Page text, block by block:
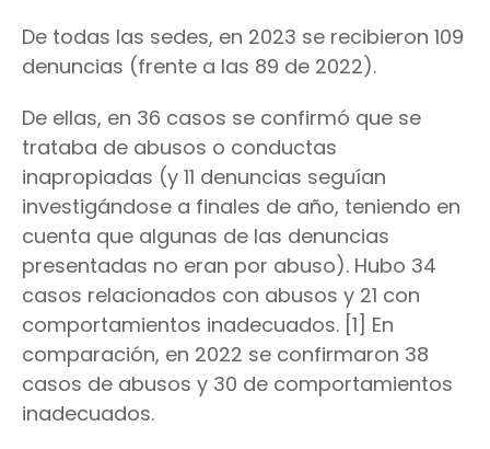
De todas las sedes, en 2023 se recibieron 109
denuncias (frente a las 89 de 2022).
De ellas, en 36 casos se confirmó que se
trataba de abusos o conductas
inapropiadas (y 11 denuncias seguían
investigándose a finales de año, teniendo en
cuenta que algunas de las denuncias
presentadas no eran por abuso). Hubo 34
casos relacionados con abusos y 21 con
comportamientos inadecuados. [1] En
comparación, en 2022 se confirmaron 38
casos de abusos y 30 de comportamientos
inadecuados.